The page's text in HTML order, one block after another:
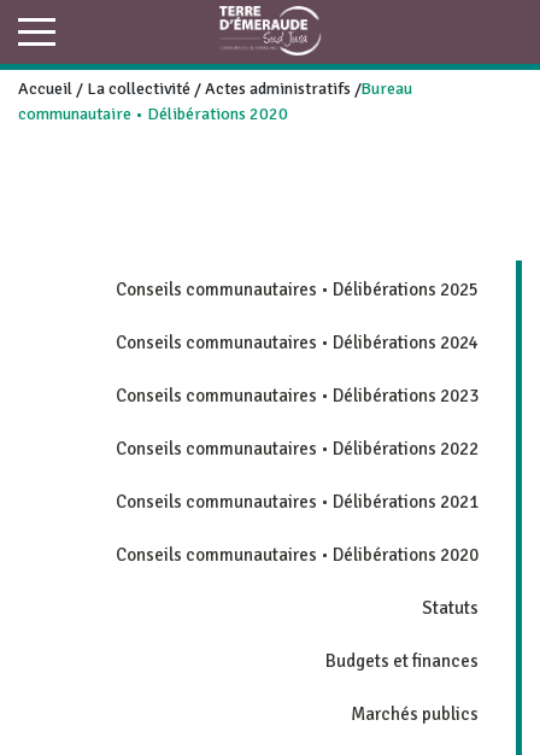
Accueil / La collectivité /Actes administratifs /Bureau
communautaire • Délibérations 2020
Conseils communautaires • Délibérations 2025
Conseils communautaires • Délibérations 2024
Conseils communautaires • Délibérations 2023
Conseils communautaires • Délibérations 2022
Conseils communautaires • Délibérations 2021
Conseils communautaires • Délibérations 2020
Statuts
Budgets et finances
Marchés publics